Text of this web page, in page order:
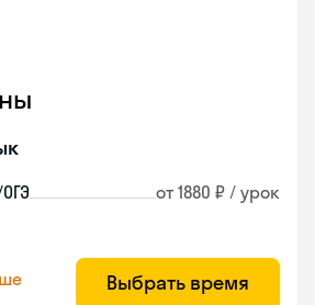
от 1880 ₽ / урок
Выбрать время